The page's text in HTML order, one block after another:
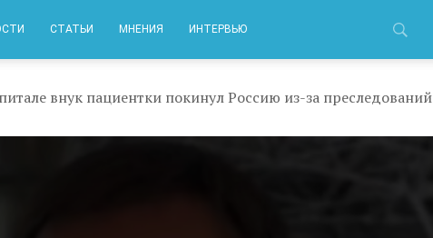
СТАТЬИ МНЕНИЯ ИНТЕРВЬЮ
внук пациентки покинул Россию из-за преследований